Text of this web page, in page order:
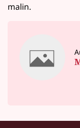
malin.